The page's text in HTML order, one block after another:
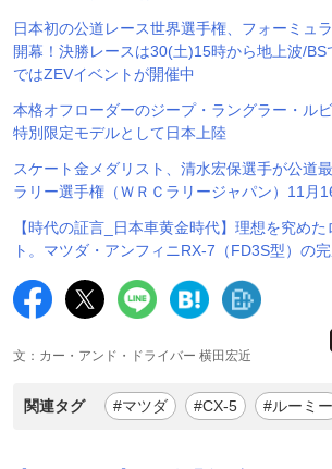
日本初の公道レース世界選手権、フォーミュ
開幕！決勝レースは30(土)15時から地上波/BS
ではZEVイベントが開催中
本格オフローダーのジープ・ラングラー・ル
特別限定モデルとして日本上陸
スケート金メダリスト、清水宏保選手が公道
ラリー選手権（ＷＲＣラリージャパン）11月
【時代の証言_日本車黄金時代】理想を究め
ト。マツダ・アンフィニRX-7（FD3S型）の
文：カー・アンド・ドライバー 横田宏近
関連タグ #マツダ #CX-5 #ルーミー